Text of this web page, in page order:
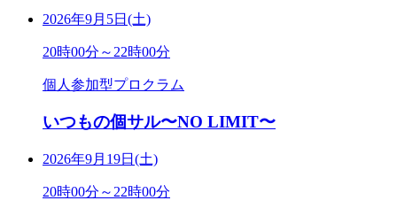
2026年9月5日(土)
20時00分～22時00分
個人参加型プロクラム
いつもの個サル〜NO LIMIT〜
2026年9月19日(土)
20時00分～22時00分